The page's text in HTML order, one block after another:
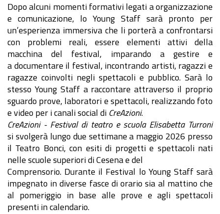
Dopo alcuni momenti formativi legati a organizzazione
e comunicazione, lo Young Staff sarà pronto per
un’esperienza immersiva che li porterà a confrontarsi
con problemi reali, essere elementi attivi della
macchina del festival, imparando a gestire e
a documentare il festival, incontrando artisti, ragazzi e
ragazze coinvolti negli spettacoli e pubblico. Sarà lo
stesso Young Staff a raccontare attraverso il proprio
sguardo prove, laboratori e spettacoli, realizzando foto
e video per i canali social di CreAzioni.
CreAzioni - Festival di teatro e scuola Elisabetta Turroni
si svolgerà lungo due settimane a maggio 2026 presso
il Teatro Bonci, con esiti di progetti e spettacoli nati
nelle scuole superiori di Cesena e del
Comprensorio. Durante il Festival lo Young Staff sarà
impegnato in diverse fasce di orario sia al mattino che
al pomeriggio in base alle prove e agli spettacoli
presenti in calendario.